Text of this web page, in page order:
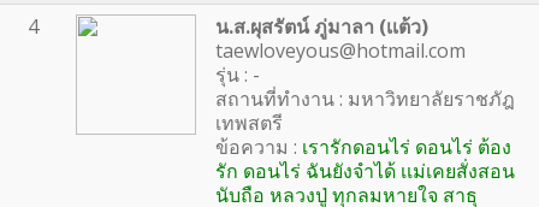
4
น.ส.ผุสรัตน์ ภู่มาลา (เเต้ว)
taewloveyous@hotmail.com
รุ่น : -
สถานที่ทำงาน : มหาวิทยาลัยราชภัฎ
เทพสตรี
ข้อความ : เรารักดอนไร่ ดอนไร่ ต้อง
รัก ดอนไร่ ฉันยังจำได้ เเม่เคยสั่งสอน
นับถือ หลวงปู่ ทุกลมหายใจ สาธุ